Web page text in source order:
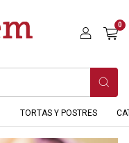
0
TORTAS Y POSTRES